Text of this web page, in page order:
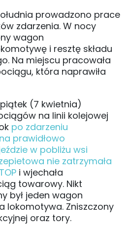
prowadzono prace
zdarzenia. W nocy
wagon
i resztę składu
Na miejscu pracowała
która naprawiła
(7 kwietnia)
na linii kolejowej
po zdarzeniu
prawidłowo
w pobliżu wsi
nie zatrzymała
i wjechała
towarowy. Nikt
był jeden wagon
lokomotywa. Zniszczony
oraz tory.